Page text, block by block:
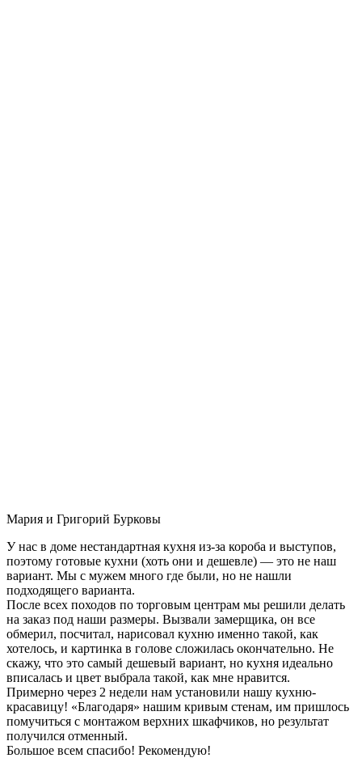
Мария и Григорий Бурковы
У нас в доме нестандартная кухня из-за короба и выступов,
поэтому готовые кухни (хоть они и дешевле) — это не наш
вариант. Мы с мужем много где были, но не нашли
подходящего варианта.
После всех походов по торговым центрам мы решили делать
на заказ под наши размеры. Вызвали замерщика, он все
обмерил, посчитал, нарисовал кухню именно такой, как
хотелось, и картинка в голове сложилась окончательно. Не
скажу, что это самый дешевый вариант, но кухня идеально
вписалась и цвет выбрала такой, как мне нравится.
Примерно через 2 недели нам установили нашу кухню-
красавицу! «Благодаря» нашим кривым стенам, им пришлось
помучиться с монтажом верхних шкафчиков, но результат
получился отменный.
Большое всем спасибо! Рекомендую!